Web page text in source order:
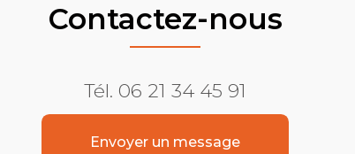
Contactez-nous
Tél. 06 21 34 45 91
Envoyer un message